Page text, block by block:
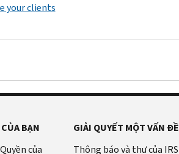
your clients
BẠN
của
GIẢI QUYẾT MỘT VẤN ĐỀ
Thông báo và thư của IRS